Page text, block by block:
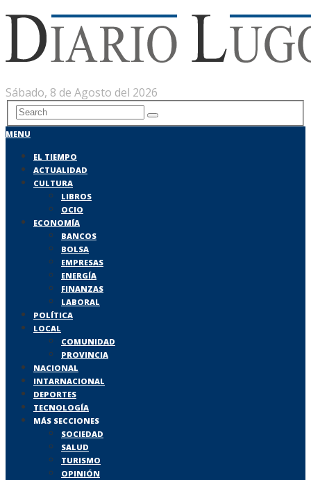
Sábado, 8 de Agosto del 2026
MENU
EL TIEMPO
ACTUALIDAD
CULTURA
LIBROS
OCIO
ECONOMÍA
BANCOS
BOLSA
EMPRESAS
ENERGÍA
FINANZAS
LABORAL
POLÍTICA
LOCAL
COMUNIDAD
PROVINCIA
NACIONAL
INTARNACIONAL
DEPORTES
TECNOLOGÍA
MÁS SECCIONES
SOCIEDAD
SALUD
TURISMO
OPINIÓN